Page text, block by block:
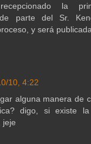
la
de parte del Sr.
y será
10, 4:22
alguna manera de
digo, si existe
jeje